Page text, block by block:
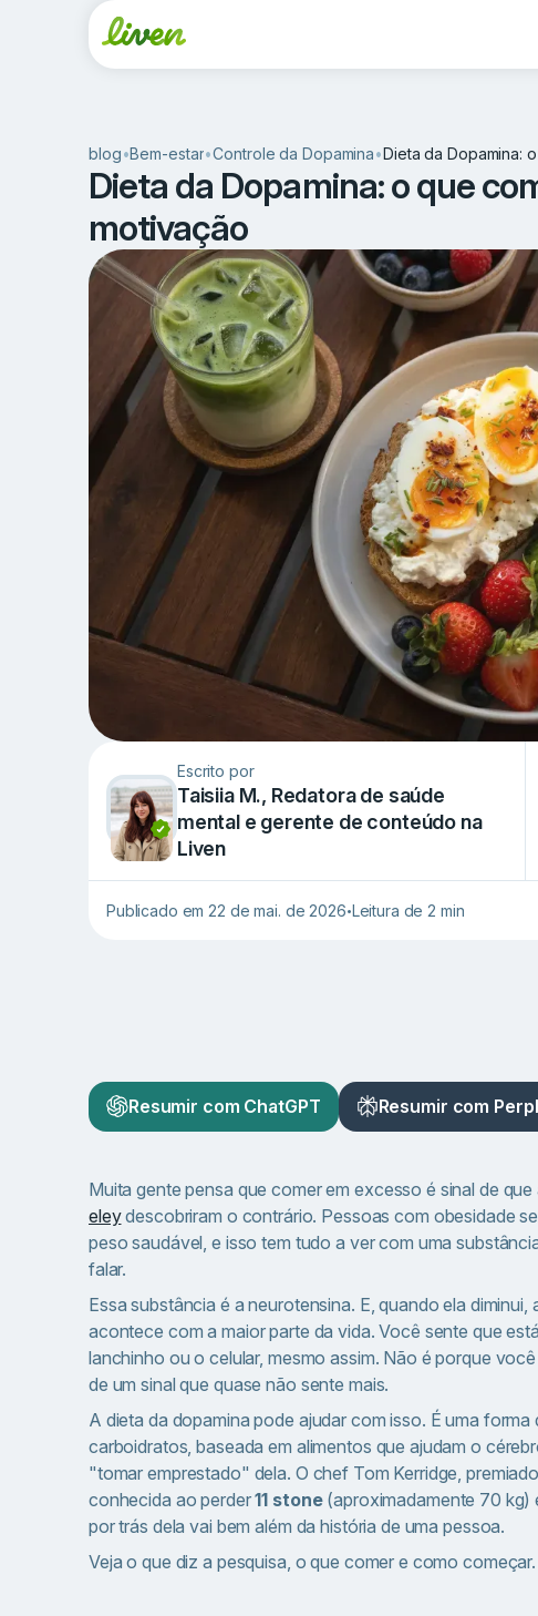
blog•Bem-estar•Controle da Dopamina•Dieta da Dopamina:
Dieta da Dopamina: o que
motivação
Escrito por
Taisiia M., Redatora de saúde
mental e gerente de conteúdo na
Liven
Publicado em 22 de mai. de 2026•Leitura de 2 min
Resumir com ChatGPT Resumir com
Muita gente pensa que comer em excesso é sinal de
eleydescobriram o contrário. Pessoas com obesidade
peso saudável, e isso tem tudo a ver com uma
falar.
Essa substância é a neurotensina. E, quando ela
acontece com a maior parte da vida. Você sente que
lanchinho ou o celular, mesmo assim. Não é porque
de um sinal que quase não sente mais.
A dieta da dopamina pode ajudar com isso. É uma
carboidratos, baseada em alimentos que ajudam o
"tomar emprestado" dela. O chef Tom Kerridge,
conhecida ao perder11 stone(aproximadamente 70 kg)
por trás dela vai bem além da história de uma pessoa.
Veja o que diz a pesquisa, o que comer e como começar.